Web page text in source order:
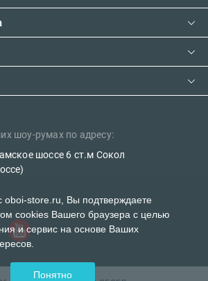
шоу-румах по адресу:
шоссе 6 ст.м Сокол
oboi-store.ru, Вы подтверждаете
cookies Вашего браузера с целью
и сервис на основе Ваших
Понятно